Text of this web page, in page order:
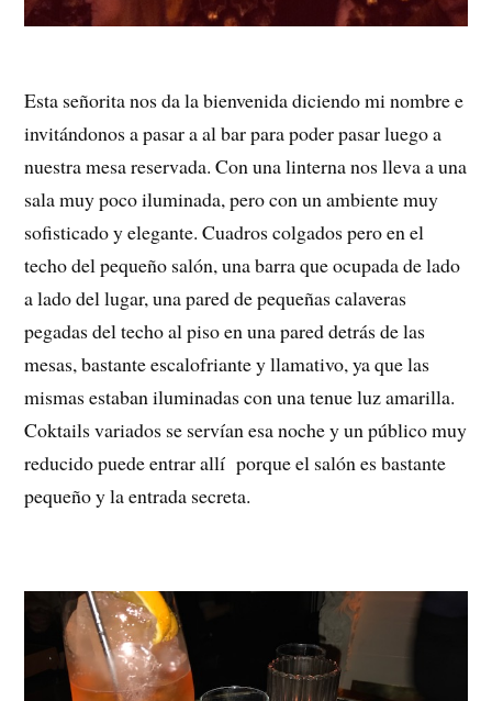
Esta señorita nos da la bienvenida diciendo mi nombre e
invitándonos a pasar a al bar para poder pasar luego a
nuestra mesa reservada. Con una linterna nos lleva a una
sala muy poco iluminada, pero con un ambiente muy
sofisticado y elegante. Cuadros colgados pero en el
techo del pequeño salón, una barra que ocupada de lado
a lado del lugar, una pared de pequeñas calaveras
pegadas del techo al piso en una pared detrás de las
mesas, bastante escalofriante y llamativo, ya que las
mismas estaban iluminadas con una tenue luz amarilla.
Coktails variados se servían esa noche y un público muy
reducido puede entrar allí porque el salón es bastante
pequeño y la entrada secreta.